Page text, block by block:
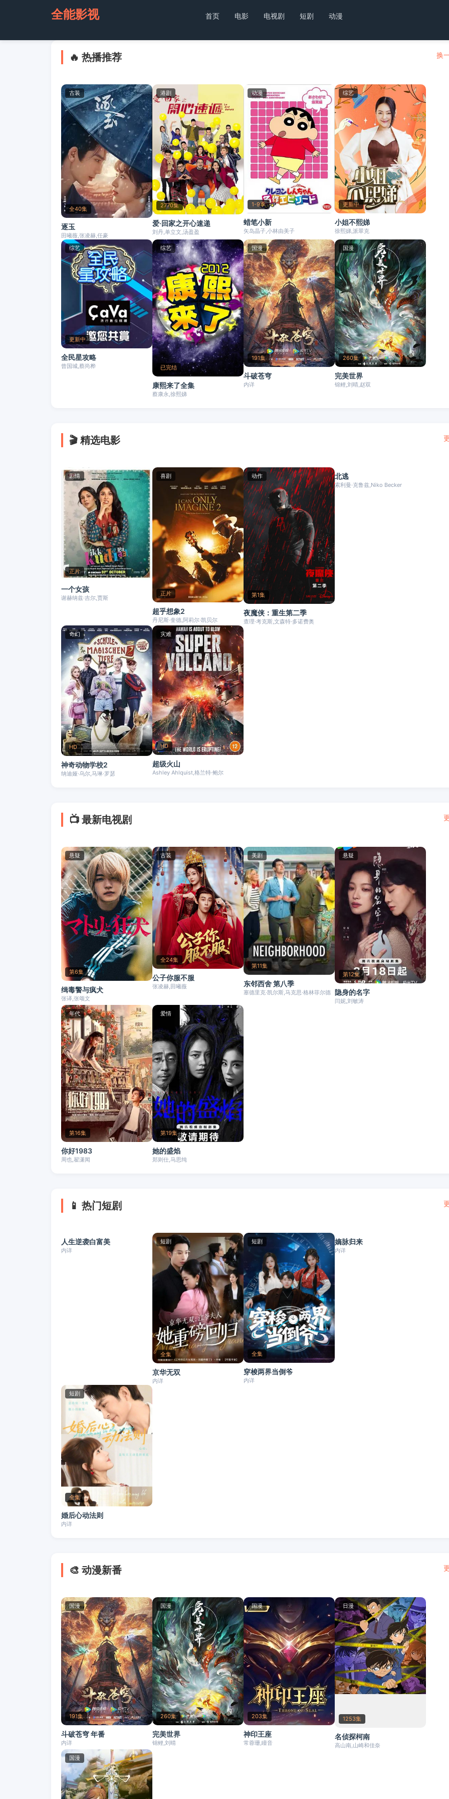
全能影视 首页 电影 电视剧 短剧 动漫
🔥 热播推荐 换
古装
全40集
逐玉
田曦薇,张凌赫,任豪
港剧
2770集
爱·回家之开心速递
刘丹,单立文,汤盈盈
动漫
1-9季
蜡笔小新
矢岛晶子,小林由美子
综艺
更新中
小姐不熙娣
徐熙娣,派翠克
综艺
更新中
全民星攻略
曾国城,蔡尚桦
综艺
已完结
康熙来了全集
蔡康永,徐熙娣
国漫
191集
斗破苍穹
内详
国漫
260集
完美世界
锦鲤,刘晴,赵双
🎬 精选电影
剧情
正片
一个女孩
谢赫纳兹·吉尔,贾斯
喜剧
正片
超乎想象2
丹尼斯·奎德,阿莉尔·凯贝尔
动作
第1集
夜魔侠：重生第二季
查理·考克斯,文森特·多诺费奥
剧情
北逃
索利曼·克鲁兹,Niko Becker
奇幻
HD
神奇动物学校2
纳迪娅·乌尔,马琳·罗瑟
灾难
HD
超级火山
Ashley Ahlquist,格兰特·鲍尔
📺 最新电视剧
悬疑
第6集
缉毒警与疯犬
张译,张颂文
古装
全24集
公子你服不服
张凌赫,田曦薇
美剧
第11集
东邻西舍 第八季
塞德里克·凯尔斯,马克思·格林菲尔德
悬疑
第12集
隐身的名字
闫妮,刘敏涛
年代
第16集
你好1983
周也,翟潇闻
爱情
第19集
她的盛焰
郑则仕,马思纯
📱 热门短剧
短剧
人生逆袭白富美
内详
短剧
全集
京华无双
内详
短剧
全集
穿梭两界当倒爷
内详
短剧
嫡脉归来
内详
短剧
全集
婚后心动法则
内详
🎨 动漫新番
国漫
191集
斗破苍穹 年番
内详
国漫
260集
完美世界
锦鲤,刘晴
国漫
203集
神印王座
常蓉珊,瞳音
日漫
1253集
名侦探柯南
高山南,山崎和佳奈
国漫